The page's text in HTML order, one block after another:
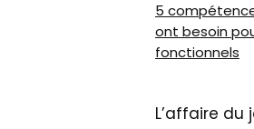
5
ont besoin
fonctionnels
L’affaire du